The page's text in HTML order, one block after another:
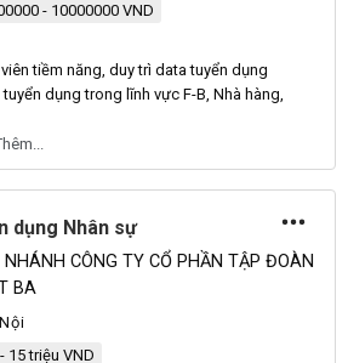
- 10000000 VND
viên tiềm năng, duy trì datatuyển dụng
tuyển dụng trong lĩnh vực F-B, Nhà hàng,
dụng Nhân sự
NHÁNH CÔNG TY CỔ PHẦN TẬP ĐOÀN
BA
15 triệu VND